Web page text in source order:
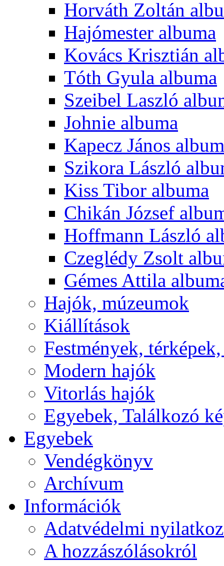
Horváth Zoltán
Hajómester albuma
Kovács Krisztián
Tóth Gyula albuma
Szeibel Laszló
Johnie albuma
Kapecz János
Szikora László
Kiss Tibor albuma
Chikán József
Hoffmann László
Czeglédy Zsolt
Gémes Attila
Hajók, múzeumok
Kiállítások
Festmények,
Modern hajók
Vitorlás hajók
Egyebek, Találkozó
Egyebek
Vendégkönyv
Archívum
Információk
Adatvédelmi
A hozzászólásokról